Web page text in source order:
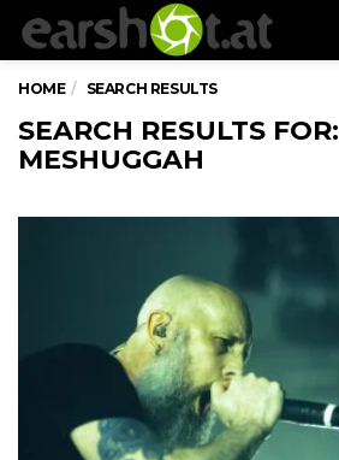
HOME SEARCH RESULTS
SEARCH RESULTS FOR:
MESHUGGAH